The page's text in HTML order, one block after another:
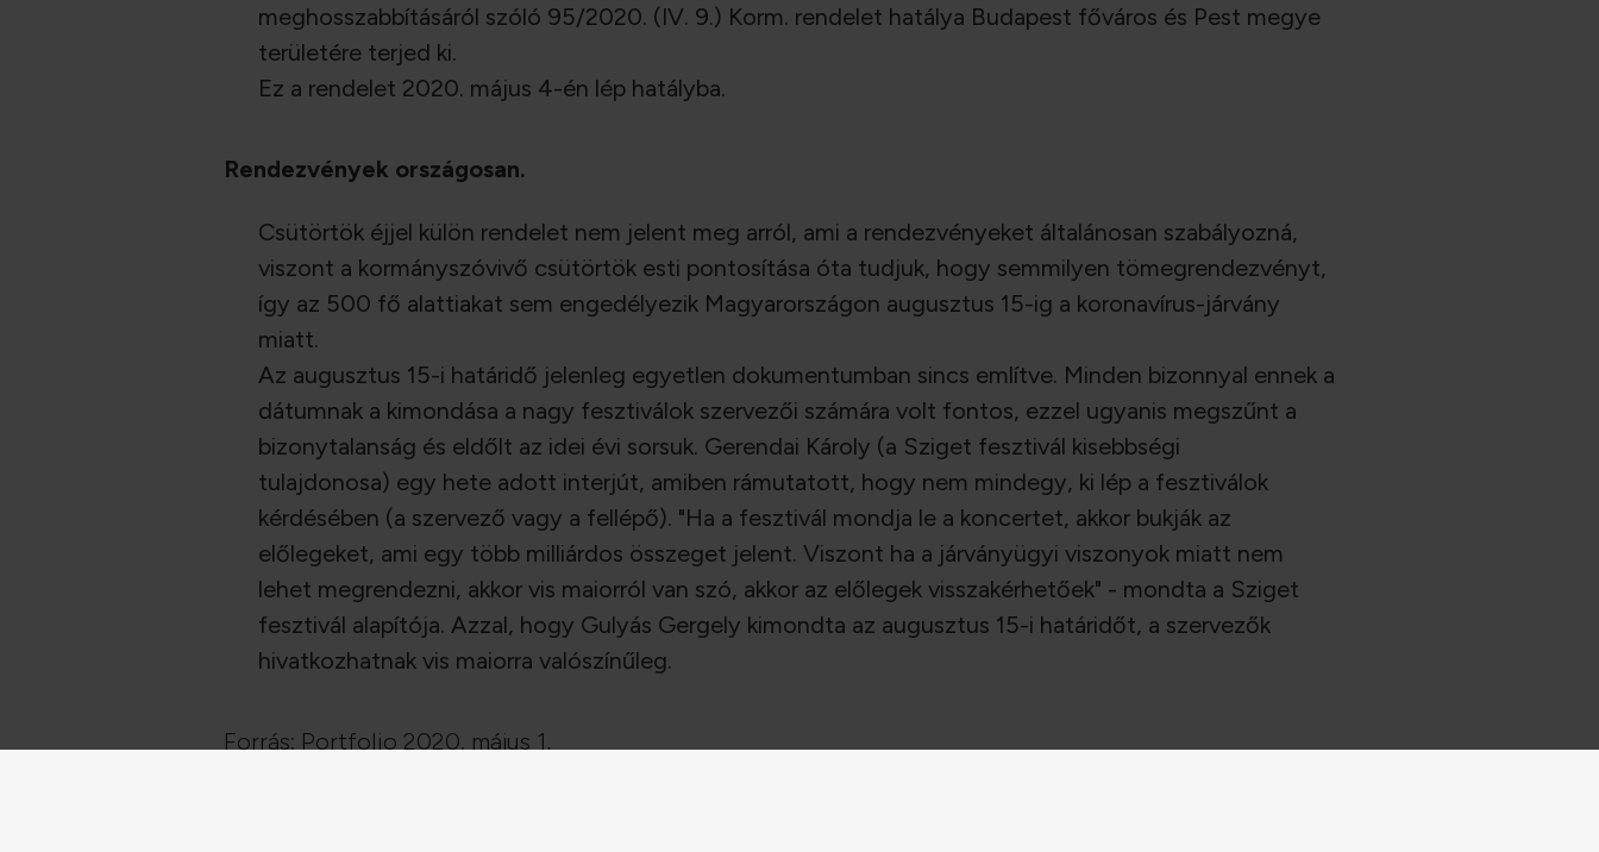
meghosszabbításáról szóló 95/2020. (IV. 9.) Korm. rendelet hatálya Budapest főváros és Pest megye
területére terjed ki.
Ez a rendelet 2020. május 4-én lép hatályba.
Rendezvények országosan.
Csütörtök éjjel külön rendelet nem jelent meg arról, ami a rendezvényeket általánosan szabályozná,
viszont a kormányszóvivő csütörtök esti pontosítása óta tudjuk, hogy semmilyen tömegrendezvényt,
így az 500 fő alattiakat sem engedélyezik Magyarországon augusztus 15-ig a koronavírus-járvány
miatt.
Az augusztus 15-i határidő jelenleg egyetlen dokumentumban sincs említve. Minden bizonnyal ennek a
dátumnak a kimondása a nagy fesztiválok szervezői számára volt fontos, ezzel ugyanis megszűnt a
bizonytalanság és eldőlt az idei évi sorsuk. Gerendai Károly (a Sziget fesztivál kisebbségi
tulajdonosa) egy hete adott interjút, amiben rámutatott, hogy nem mindegy, ki lép a fesztiválok
kérdésében (a szervező vagy a fellépő). "Ha a fesztivál mondja le a koncertet, akkor bukják az
előlegeket, ami egy több milliárdos összeget jelent. Viszont ha a járványügyi viszonyok miatt nem
lehet megrendezni, akkor vis maiorról van szó, akkor az előlegek visszakérhetőek" - mondta a Sziget
fesztivál alapítója. Azzal, hogy Gulyás Gergely kimondta az augusztus 15-i határidőt, a szervezők
hivatkozhatnak vis maiorra valószínűleg.
Forrás: Portfolio 2020. május 1,